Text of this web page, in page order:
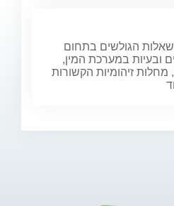
שאלות הגולשים בתחום
ובעיות במערכת המין,
זיהומיות הקשורות